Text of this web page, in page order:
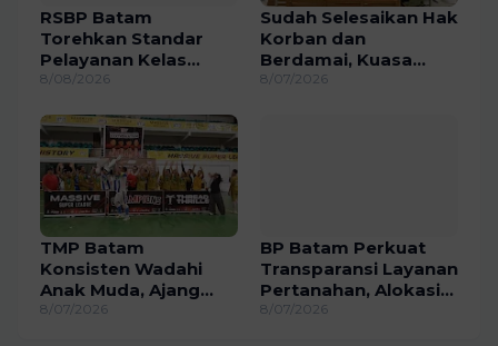
RSBP Batam
Torehkan Standar
Pelayanan Kelas
Dunia, Raih Diamond
8/08/2026
Sudah Selesaikan Hak
Korban dan
Berdamai, Kuasa
Hukum Terdakwa MT
8/07/2026
TMP Batam
Konsisten Wadahi
Anak Muda, Ajang
Futsal MSL 2026
8/07/2026
BP Batam Perkuat
Transparansi Layanan
Pertanahan, Alokasi
Tanah Reguler
8/07/2026